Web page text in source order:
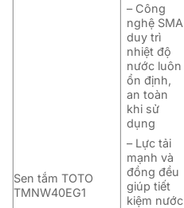
Sen tắm TOTO
TMNW40EG1
– Công
nghệ SMA
duy trì
nhiệt độ
nước luôn
ổn định,
an toàn
khi sử
dụng
– Lực tải
mạnh và
đồng đều
giúp tiết
kiệm nước